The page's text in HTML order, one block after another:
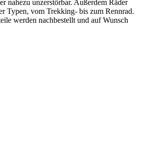
nahezu unzerstörbar. Außerdem Räder
Typen, vom Trekking- bis zum Rennrad.
werden nachbestellt und auf Wunsch